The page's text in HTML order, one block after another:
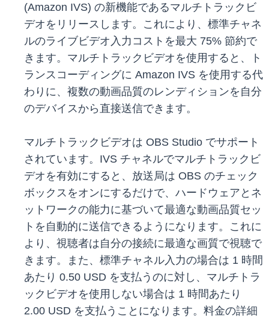
(Amazon IVS) の新機能であるマルチトラックビ
デオをリリースします。これにより、標準チャネ
ルのライブビデオ入力コストを最大 75% 節約で
きます。マルチトラックビデオを使用すると、ト
ランスコーディングに Amazon IVS を使用する代
わりに、複数の動画品質のレンディションを自分
のデバイスから直接送信できます。
マルチトラックビデオは OBS Studio でサポート
されています。IVS チャネルでマルチトラックビ
デオを有効にすると、放送局は OBS のチェック
ボックスをオンにするだけで、ハードウェアとネ
ットワークの能力に基づいて最適な動画品質セッ
トを自動的に送信できるようになります。これに
より、視聴者は自分の接続に最適な画質で視聴で
きます。また、標準チャネル入力の場合は 1 時間
あたり 0.50 USD を支払うのに対し、マルチトラ
ックビデオを使用しない場合は 1 時間あたり
2.00 USD を支払うことになります。料金の詳細